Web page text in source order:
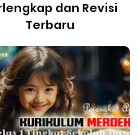
dan Revisi
Terbaru